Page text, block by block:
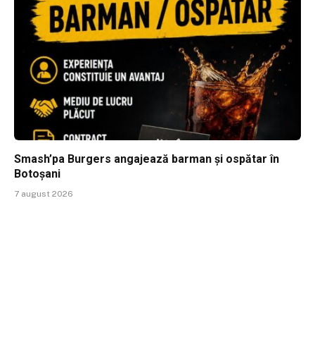
Smash’pa Burgers angajează barman și ospătar în
Botoșani
7 august 2026